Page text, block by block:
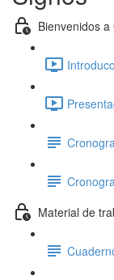
Bienvenidos a
Material de